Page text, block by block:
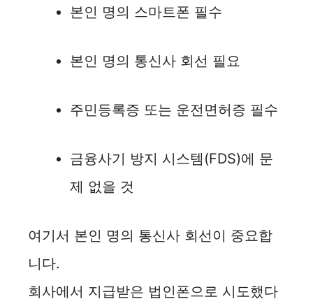
본인 명의 스마트폰 필수
본인 명의 통신사 회선 필요
주민등록증 또는 운전면허증 필수
금융사기 방지 시스템(FDS)에 문
제 없을 것
여기서 본인 명의 통신사 회선이 중요합
니다.
회사에서 지급받은 법인폰으로 시도했다